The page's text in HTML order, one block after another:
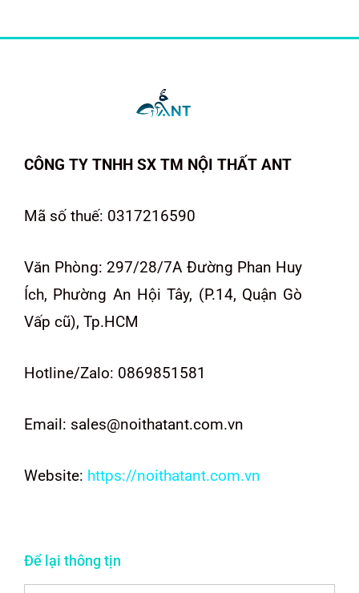
CÔNG TY TNHH SX TM NỘI THẤT ANT
Mã số thuế: 0317216590
Văn Phòng: 297/28/7A Đường Phan Huy
Ích, Phường An Hội Tây, (P.14, Quận Gò
Vấp cũ), Tp.HCM
Hotline/Zalo: 0869851581
Email: sales@noithatant.com.vn
Website: https://noithatant.com.vn
Để lại thông tịn